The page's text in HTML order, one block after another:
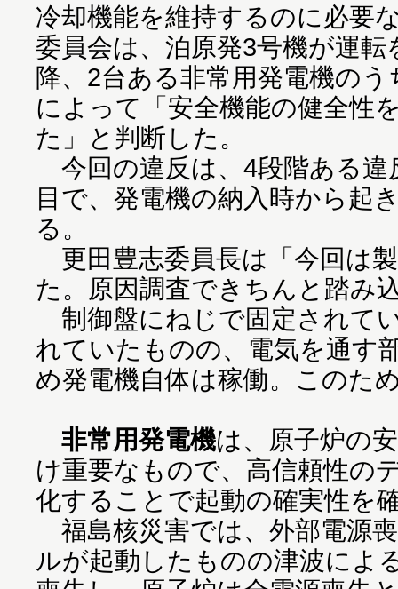
冷却機能を維持するのに必要
委員会は、泊原発3号機が運
降、2台ある非常用発電機の
によって「安全機能の健全性
た」と判断した。
今回の違反は、4段階ある違
目で、発電機の納入時から起
る。
更田豊志委員長は「今回は
た。原因調査できちんと踏み
制御盤にねじで固定されて
れていたものの、電気を通す
め発電機自体は稼働。このた
非常用発電機は、原子炉の
け重要なもので、高信頼性の
化することで起動の確実性を
福島核災害では、外部電源
ルが起動したものの津波によ